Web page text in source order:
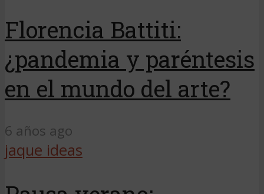
Florencia Battiti:
¿pandemia y paréntesis
en el mundo del arte?
6 años ago
jaque ideas